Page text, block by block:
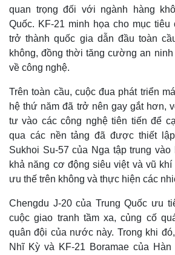
Pháp luật
Vụ án
Tư vấn luật
Quân
Vũ khí
Phân
quan trọng đối với ngành hàng
Quốc. KF-21 minh họa cho mục
trở thành quốc gia dẫn đầu toàn
không, đồng thời tăng cường an
về công nghệ.
Trên toàn cầu, cuộc đua phát triển
hệ thứ năm đã trở nên gay gắt hơn,
tư vào các công nghệ tiên tiến để
qua các nền tảng đã được thiết
Sukhoi Su-57 của Nga tập trung vào
khả năng cơ động siêu việt và vũ
ưu thế trên không và thực hiện các
Chengdu J-20 của Trung Quốc ưu
cuộc giao tranh tầm xa, củng cố
quân đội của nước này. Trong khi
Nhĩ Kỳ và KF-21 Boramae của